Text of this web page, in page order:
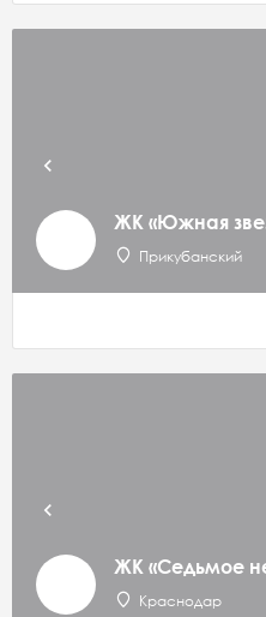
ЖК «Южная
Прикубанский
ЖК «Седьмое
Краснодар